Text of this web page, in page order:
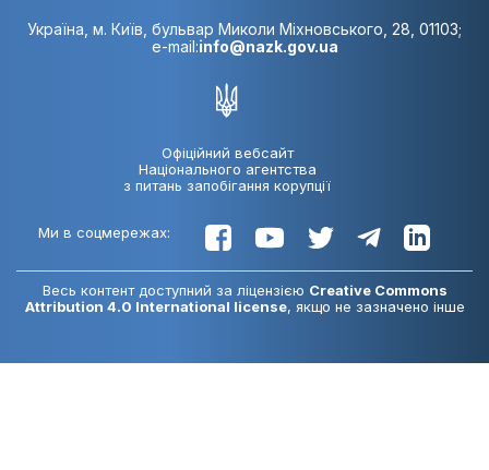
Україна, м. Київ, бульвар Миколи Міхновського, 28, 01103;
e-mail:info@nazk.gov.ua
Офіційний вебсайт
Національного агентства
з питань запобігання корупції
Ми в соцмережах:
Весь контент доступний за ліцензією Creative Commons
Attribution 4.0 International license, якщо не зазначено інше